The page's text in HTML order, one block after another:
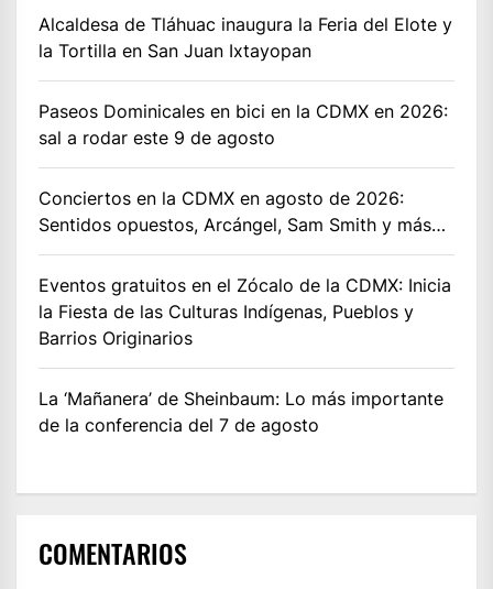
Alcaldesa de Tláhuac inaugura la Feria del Elote y
la Tortilla en San Juan Ixtayopan
Paseos Dominicales en bici en la CDMX en 2026:
sal a rodar este 9 de agosto
Conciertos en la CDMX en agosto de 2026:
Sentidos opuestos, Arcángel, Sam Smith y más…
Eventos gratuitos en el Zócalo de la CDMX: Inicia
la Fiesta de las Culturas Indígenas, Pueblos y
Barrios Originarios
La ‘Mañanera’ de Sheinbaum: Lo más importante
de la conferencia del 7 de agosto
COMENTARIOS